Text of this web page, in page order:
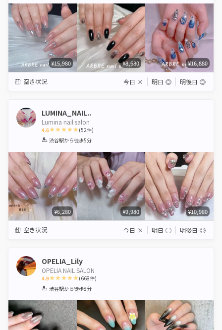
¥15,980 ¥8,680 ¥16,880
空き状況 今日 × 明日 ◎ 明後日 ◎
LUMINA_NAIL..
Lumina nail salon
4.6
1 2 3 4 5
(52件)
渋谷駅から徒歩5分
¥6,280 ¥9,980 ¥10,980
空き状況 今日 × 明日 ◯ 明後日 ◎
OPELIA_Lily
OPELIA NAIL SALON
4.9
1 2 3 4 5
(668件)
渋谷駅から徒歩8分